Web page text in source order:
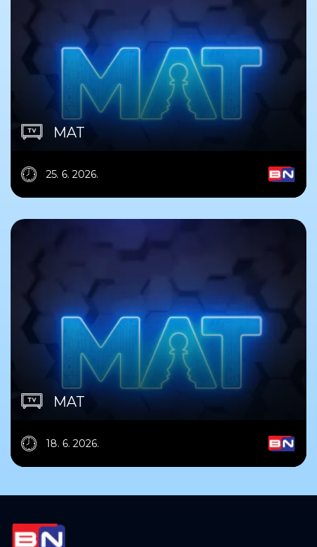
MAT
25. 6. 2026.
MAT
18. 6. 2026.